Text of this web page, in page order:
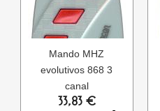
Mando MHZ
evolutivos 868 3
canal
33,83 €